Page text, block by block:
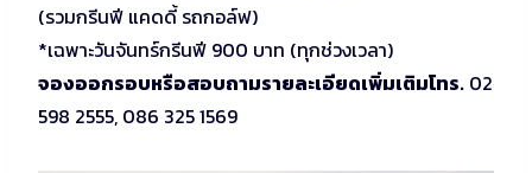
(รวมกรีนฟี แคดดี้ รถกอล์ฟ)
*เฉพาะวันจันทร์กรีนฟี 900 บาท (ทุกช่วงเวลา)
จองออกรอบหรือสอบถามรายละเอียดเพิ่มเติมโทร. 02
598 2555, 086 325 1569